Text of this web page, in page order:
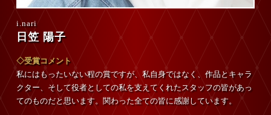
i.nari
日笠 陽子
◇受賞コメント
私にはもったいない程の賞ですが、私自身ではなく、作品とキャラ
クター、そして役者としての私を支えてくれたスタッフの皆があっ
てのものだと思います。関わった全ての皆に感謝しています。